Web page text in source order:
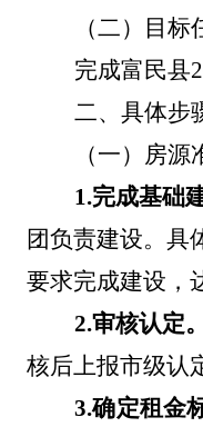
（二）目标
完成富民县
二、 具体步
（一） 房源
1.完成基础
团负责建设。具
要求完成建设，
2.审核认定。
核后上报市级认
3.确定租金